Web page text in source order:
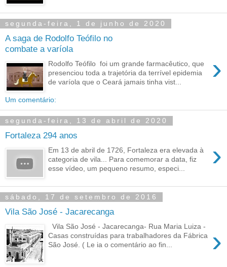
segunda-feira, 1 de junho de 2020
A saga de Rodolfo Teófilo no
combate a varíola
›
Rodolfo Teófilo foi um grande farmacêutico, que
presenciou toda a trajetória da terrível epidemia
de varíola que o Ceará jamais tinha vist...
Um comentário:
segunda-feira, 13 de abril de 2020
Fortaleza 294 anos
›
Em 13 de abril de 1726, Fortaleza era elevada à
categoria de vila... Para comemorar a data, fiz
esse vídeo, um pequeno resumo, especi...
sábado, 17 de setembro de 2016
Vila São José - Jacarecanga
›
Vila São José - Jacarecanga- Rua Maria Luiza -
Casas construídas para trabalhadores da Fábrica
São José. ( Le ia o comentário ao fin...